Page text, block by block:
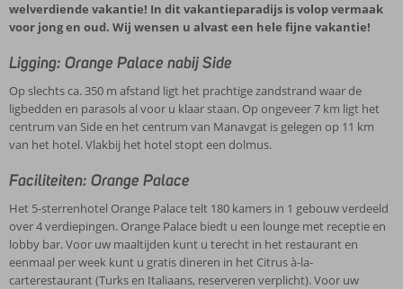
welverdiende vakantie! In dit vakantieparadijs is volop vermaak
voor jong en oud. Wij wensen u alvast een hele fijne vakantie!
Ligging: Orange Palace nabij Side
Op slechts ca. 350 m afstand ligt het prachtige zandstrand waar de
ligbedden en parasols al voor u klaar staan. Op ongeveer 7 km ligt het
centrum van Side en het centrum van Manavgat is gelegen op 11 km
van het hotel. Vlakbij het hotel stopt een dolmus.
Faciliteiten: Orange Palace
Het 5-sterrenhotel Orange Palace telt 180 kamers in 1 gebouw verdeeld
over 4 verdiepingen. Orange Palace biedt u een lounge met receptie en
lobby bar. Voor uw maaltijden kunt u terecht in het restaurant en
eenmaal per week kunt u gratis dineren in het Citrus à-la-
carterestaurant (Turks en Italiaans, reserveren verplicht). Voor uw